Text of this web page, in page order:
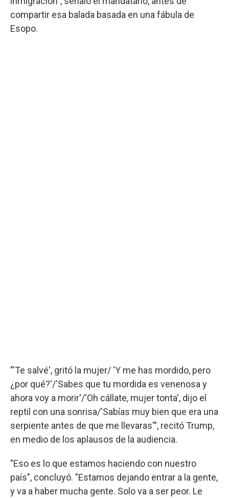
compartir esa balada basada en una fábula de
Esopo.
"'Te salvé', gritó la mujer/ 'Y me has mordido, pero
¿por qué?'/'Sabes que tu mordida es venenosa y
ahora voy a morir'/'Oh cállate, mujer tonta', dijo el
reptil con una sonrisa/'Sabías muy bien que era una
serpiente antes de que me llevaras'", recitó Trump,
en medio de los aplausos de la audiencia.
"Eso es lo que estamos haciendo con nuestro
país", concluyó. "Estamos dejando entrar a la gente,
y va a haber mucha gente. Solo va a ser peor. Le